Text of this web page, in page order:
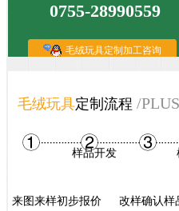
0755-28990559
毛绒玩具定制加工咨询
毛绒玩具定制流程 /
样品开发
来图来样初步报价 改样确认样